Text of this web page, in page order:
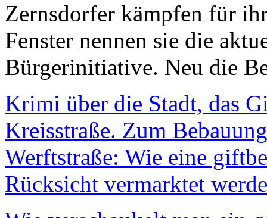
Zernsdorfer kämpfen für
Fenster nennen sie die
Bürgerinitiative. Neu die
Krimi über die Stadt, das
Kreisstraße. Zum
Werftstraße: Wie eine
Rücksicht vermarktet